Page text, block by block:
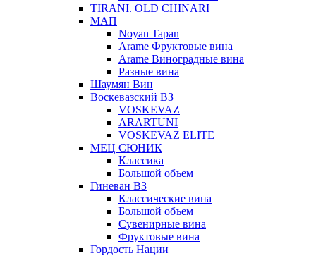
TIRANI. OLD CHINARI
МАП
Noyan Tapan
Arame Фруктовые вина
Arame Виноградные вина
Разные вина
Шаумян Вин
Воскевазский ВЗ
VOSKEVAZ
ARARTUNI
VOSKEVAZ ELITE
МЕЦ СЮНИК
Классика
Большой объем
Гиневан ВЗ
Классические вина
Большой объем
Сувенирные вина
Фруктовые вина
Гордость Нации